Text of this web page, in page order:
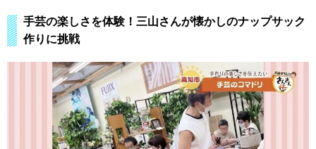
手芸の楽しさを体験！三山さんが懐かしのナップサック
作りに挑戦